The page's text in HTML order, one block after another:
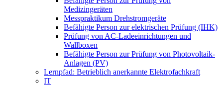
Medizingeräten
Messpraktikum Drehstromgeräte
Befähigte Person zur elektrischen Prüfung (IHK)
Prüfung von AC-Ladeeinrichtungen und
Wallboxen
Befähigte Person zur Prüfung von Photovoltaik-
Anlagen (PV)
Lernpfad: Betrieblich anerkannte Elektrofachkraft
IT